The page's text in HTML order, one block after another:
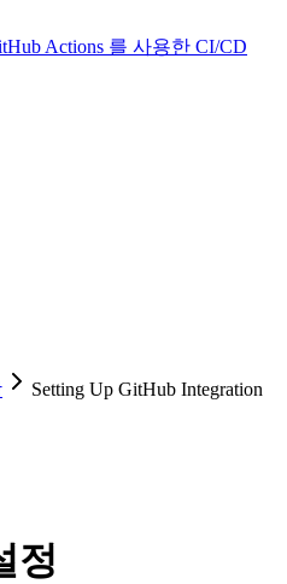
Actions 를 사용한 CI/CD
Setting Up GitHub Integration
정